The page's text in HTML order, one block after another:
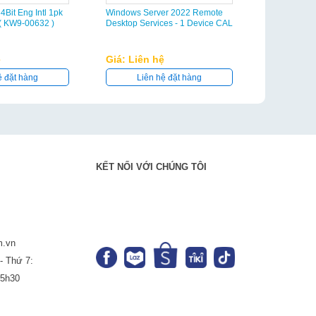
Eng Intl 1pk
KW9-00632 )
đặt hàng
Windows Server 2022 Remote
Desktop Services - 1 Device CAL
Giá: Liên hệ
Liên hệ đặt hàng
Thứ 7:
KẾT NỐI VỚI CHÚNG TÔI